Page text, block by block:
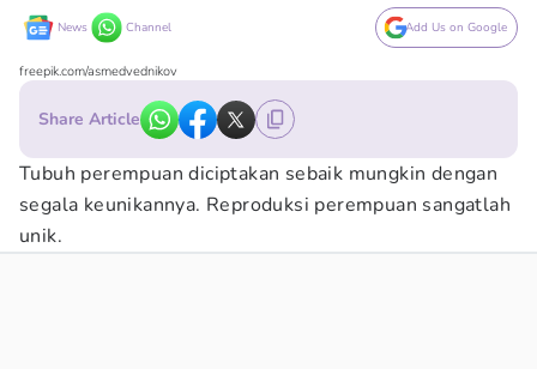
News Channel Add Us on Google
freepik.com/asmedvednikov
Share Article
Tubuh perempuan diciptakan sebaik mungkin dengan
segala keunikannya. Reproduksi perempuan sangatlah
unik.